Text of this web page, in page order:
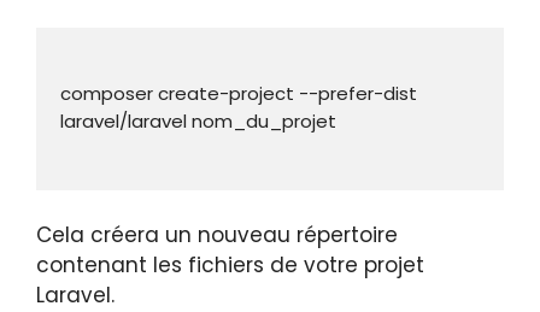
composer create-project --prefer-dist
Cela créera un nouveau répertoire
contenant les fichiers de votre projet
Laravel.